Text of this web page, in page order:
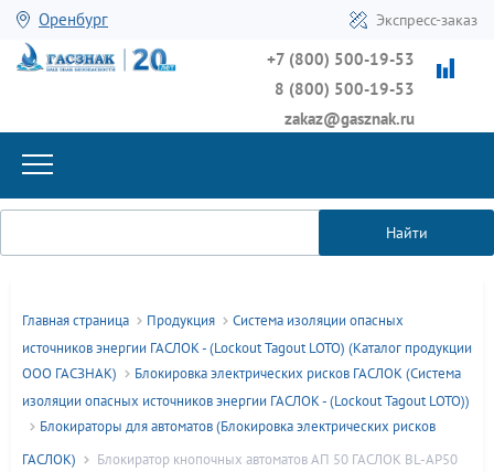
Оренбург Экспресс-заказ
+7 (800) 500-19-53
8 (800) 500-19-53
zakaz@gasznak.ru
Найти
Главная страница Продукция
Система изоляции опасных
источников энергии ГАСЛОК - (Lockout Tagout LOTO) (Каталог продукции
ООО ГАСЗНАК)
Блокировка электрических рисков ГАСЛОК (Система
изоляции опасных источников энергии ГАСЛОК - (Lockout Tagout LOTO))
Блокираторы для автоматов (Блокировка электрических рисков
ГАСЛОК)
Блокиратор кнопочных автоматов АП 50 ГАСЛОК BL-AP50